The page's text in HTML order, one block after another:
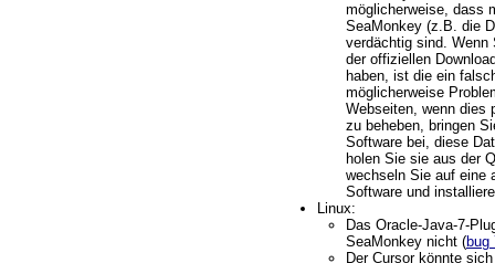
möglicherweise, dass
SeaMonkey (z.B. die
verdächtig sind. Wenn
der offiziellen
haben, ist die ein
möglicherweise
Webseiten, wenn dies
zu beheben, bringen
Software bei, diese
holen Sie sie aus der
wechseln Sie auf eine
Software und
Linux:
Das Oracle-Java-7-
SeaMonkey nicht (bug
Der Cursor könnte